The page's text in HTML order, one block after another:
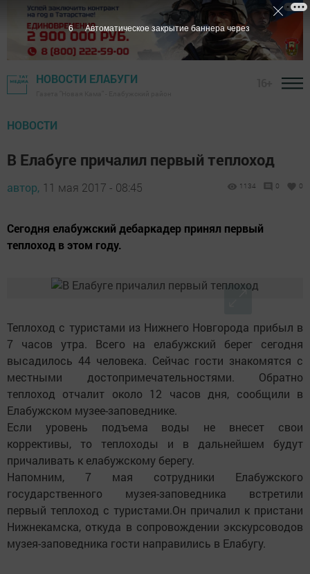
НОВОСТИ ЕЛАБУГИ
НОВОСТИ
В Елабуге причалил первый теплоход
автор, 11 мая 2017 - 08:45 1134 0 0
Сегодня елабужский дебаркадер принял первый
теплоход в этом году.
Теплоход с туристами из Нижнего Новгорода прибыл в
7 часов утра. Всего на елабужский берег сегодня
высадилось 44 человека. Сейчас гости знакомятся с
местными достопримечательностями. Обратно
теплоход отчалит около 12 часов дня, сообщили в
Елабужском музее-заповеднике.
Если уровень подъема воды не внесет свои
коррективы, то теплоходы и в дальнейшем будут
причаливать к елабужскому берегу.
Напомним, 7 мая сотрудники Елабужского
государственного музея-заповедника встретили
первый теплоход с туристами.Он причалил к пристани
Нижнекамска, откуда в сопровождении экскурсоводов
музея-заповедника гости направились в Елабугу.
5 Автоматическое закрытие баннера через